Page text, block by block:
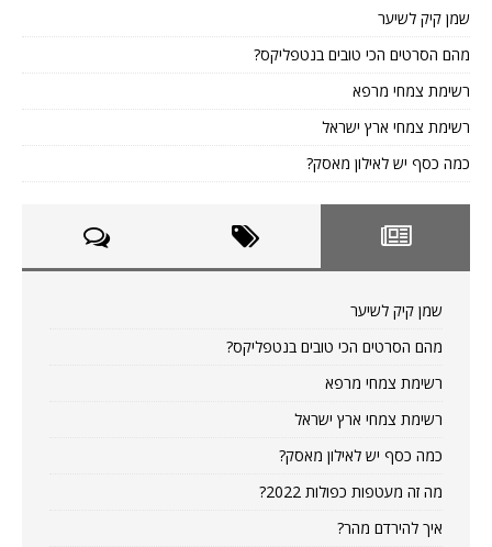
שמן קיק לשיער
מהם הסרטים הכי טובים בנטפליקס?
רשימת צמחי מרפא
רשימת צמחי ארץ ישראל
כמה כסף יש לאילון מאסק?
שמן קיק לשיער
מהם הסרטים הכי טובים בנטפליקס?
רשימת צמחי מרפא
רשימת צמחי ארץ ישראל
כמה כסף יש לאילון מאסק?
מה זה מעטפות כפולות 2022?
איך להירדם מהר?